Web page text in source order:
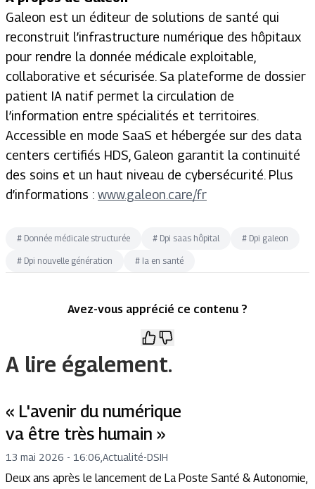
Galeon est un éditeur de solutions de santé qui
reconstruit l’infrastructure numérique des hôpitaux
pour rendre la donnée médicale exploitable,
collaborative et sécurisée. Sa plateforme de dossier
patient IA natif permet la circulation de
l’information entre spécialités et territoires.
Accessible en mode SaaS et hébergée sur des data
centers certifiés HDS, Galeon garantit la continuité
des soins et un haut niveau de cybersécurité. Plus
d’informations : www.galeon.care/fr
# Donnée médicale structurée # Dpi saas hôpital # Dpi galeon
# Dpi nouvelle génération # Ia en santé
Avez-vous apprécié ce contenu ?
A lire également.
« L'avenir du numérique
va être très humain »
13 mai 2026 - 16:06 Actualité-DSIH
Deux ans après le lancement de La Poste Santé & Autonomie,